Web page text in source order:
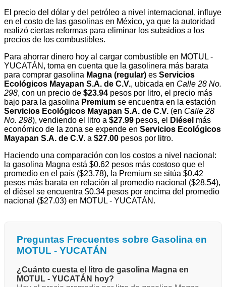
El precio del dólar y del petróleo a nivel internacional, influye
en el costo de las gasolinas en México, ya que la autoridad
realizó ciertas reformas para eliminar los subsidios a los
precios de los combustibles.
Para ahorrar dinero hoy al cargar combustible en MOTUL -
YUCATÁN, toma en cuenta que la gasolinera más barata
para comprar gasolina Magna (regular) es Servicios
Ecológicos Mayapan S.A. de C.V., ubicada en Calle 28 No.
298, con un precio de $23.94 pesos por litro, el precio más
bajo para la gasolina Premium se encuentra en la estación
Servicios Ecológicos Mayapan S.A. de C.V. (en Calle 28
No. 298), vendiendo el litro a $27.99 pesos, el Diésel más
económico de la zona se expende en Servicios Ecológicos
Mayapan S.A. de C.V. a $27.00 pesos por litro.
Haciendo una comparación con los costos a nivel nacional:
la gasolina Magna está $0.62 pesos más costoso que el
promedio en el país ($23.78), la Premium se sitúa $0.42
pesos más barata en relación al promedio nacional ($28.54),
el diésel se encuentra $0.34 pesos por encima del promedio
nacional ($27.03) en MOTUL - YUCATÁN.
Preguntas Frecuentes sobre Gasolina en
MOTUL - YUCATÁN
¿Cuánto cuesta el litro de gasolina Magna en
MOTUL - YUCATÁN hoy?